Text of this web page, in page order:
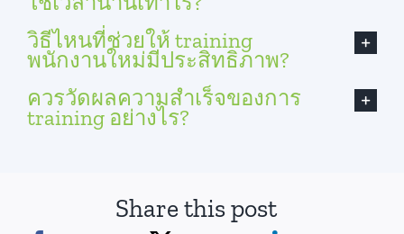
วิธีไหนที่ช่วยให้ training
พนักงานใหม่มีประสิทธิภาพ?
ควรวัดผลความสำเร็จของการ
training อย่างไร?
Share this post